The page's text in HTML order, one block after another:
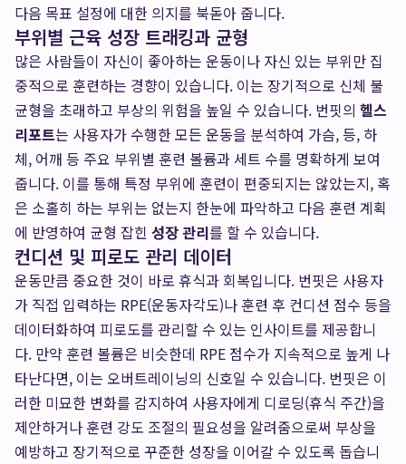
다음 목표 설정에 대한 의지를 북돋아 줍니다.
부위별 근육 성장 트래킹과 균형
많은 사람들이 자신이 좋아하는 운동이나 자신 있는 부위만 집
중적으로 훈련하는 경향이 있습니다. 이는 장기적으로 신체 불
균형을 초래하고 부상의 위험을 높일 수 있습니다. 번핏의 헬스
리포트는 사용자가 수행한 모든 운동을 분석하여 가슴, 등, 하
체, 어깨 등 주요 부위별 훈련 볼륨과 세트 수를 명확하게 보여
줍니다. 이를 통해 특정 부위에 훈련이 편중되지는 않았는지, 혹
은 소홀히 하는 부위는 없는지 한눈에 파악하고 다음 훈련 계획
에 반영하여 균형 잡힌 성장 관리를 할 수 있습니다.
컨디션 및 피로도 관리 데이터
운동만큼 중요한 것이 바로 휴식과 회복입니다. 번핏은 사용자
가 직접 입력하는 RPE(운동자각도)나 훈련 후 컨디션 점수 등을
데이터화하여 피로도를 관리할 수 있는 인사이트를 제공합니
다. 만약 훈련 볼륨은 비슷한데 RPE 점수가 지속적으로 높게 나
타난다면, 이는 오버트레이닝의 신호일 수 있습니다. 번핏은 이
러한 미묘한 변화를 감지하여 사용자에게 디로딩(휴식 주간)을
제안하거나 훈련 강도 조절의 필요성을 알려줌으로써 부상을
예방하고 장기적으로 꾸준한 성장을 이어갈 수 있도록 돕습니